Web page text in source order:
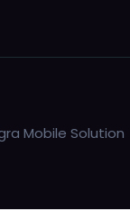
Mobile Solution